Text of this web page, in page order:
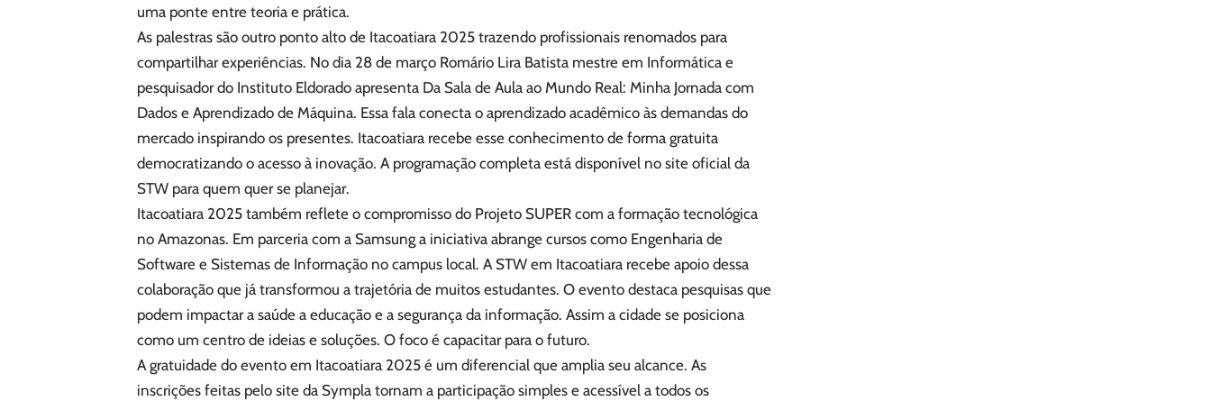
uma ponte entre teoria e prática.
As palestras são outro ponto alto de Itacoatiara 2025 trazendo profissionais renomados para
compartilhar experiências. No dia 28 de março Romário Lira Batista mestre em Informática e
pesquisador do Instituto Eldorado apresenta Da Sala de Aula ao Mundo Real: Minha Jornada com
Dados e Aprendizado de Máquina. Essa fala conecta o aprendizado acadêmico às demandas do
mercado inspirando os presentes. Itacoatiara recebe esse conhecimento de forma gratuita
democratizando o acesso à inovação. A programação completa está disponível no site oficial da
STW para quem quer se planejar.
Itacoatiara 2025 também reflete o compromisso do Projeto SUPER com a formação tecnológica
no Amazonas. Em parceria com a Samsung a iniciativa abrange cursos como Engenharia de
Software e Sistemas de Informação no campus local. A STW em Itacoatiara recebe apoio dessa
colaboração que já transformou a trajetória de muitos estudantes. O evento destaca pesquisas que
podem impactar a saúde a educação e a segurança da informação. Assim a cidade se posiciona
como um centro de ideias e soluções. O foco é capacitar para o futuro.
A gratuidade do evento em Itacoatiara 2025 é um diferencial que amplia seu alcance. As
inscrições feitas pelo site da Sympla tornam a participação simples e acessível a todos os